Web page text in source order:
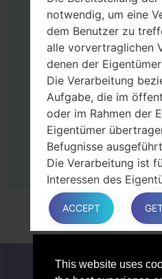
This website uses
Tasten gedrückt.
Dann schließen Sie
an, das Programm
und „COM port
Bildschirm angezeigt.
Geben Sie nur die
„Auto-Rebot“ an.
Zum Schluss klicken
Ihr Gerät wird neu
getrennt.
notwendig, um eine
dem Benutzer zu
alle vorvertraglichen
denen der
Die Verarbeitung
Aufgabe, die im
oder im Rahmen der
Eigentümer
Befugnisse
Die Verarbeitung ist
Interessen des
Dritten erforderlich.
In jedem Fall hilft der
bei der Erläuterung
Rahmens und
ACCEPT